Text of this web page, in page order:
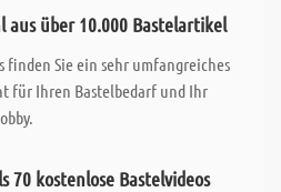
aus über 10.000 Bastelartikel
finden Sie ein sehr umfangreiches
für Ihren Bastelbedarf und Ihr
70 kostenlose Bastelvideos